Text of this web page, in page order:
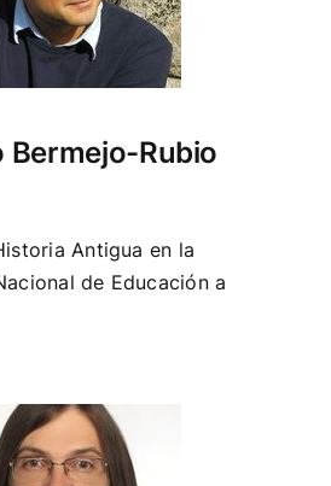
Bermejo-Rubio
Antigua en la
de Educación a